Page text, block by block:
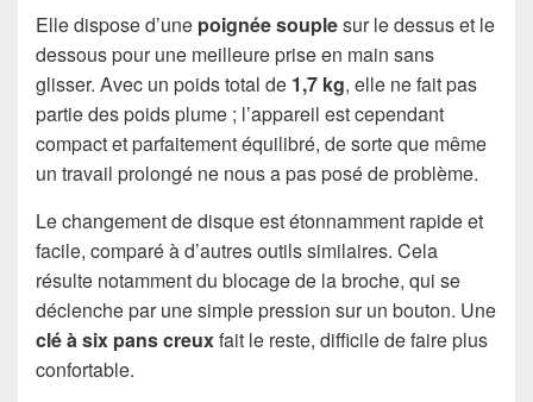
Elle dispose d’une poignée souplesur le dessus et le
dessous pour une meilleure prise en main sans
glisser. Avec un poids total de 1,7 kg, elle ne fait pas
partie des poids plume ; l’appareil est cependant
compact et parfaitement équilibré, de sorte que même
un travail prolongé ne nous a pas posé de problème.
Le changement de disque est étonnamment rapide et
facile, comparé à d’autres outils similaires. Cela
résulte notamment du blocage de la broche, qui se
déclenche par une simple pression sur un bouton. Une
clé à six pans creuxfait le reste, difficile de faire plus
confortable.